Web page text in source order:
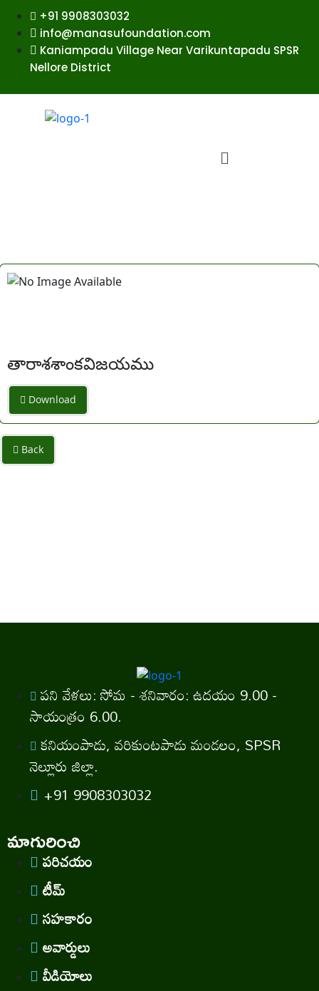
+91 9908303032
info@manasufoundation.com
Kaniampadu Village Near Varikuntapadu SPSR
Nellore District
తారాశశాంకవిజయము
Download
Back
పని వేళలు: సోమ - శనివారం: ఉదయం 9.00 -
సాయంత్రం 6.00.
కనియంపాడు, వరికుంటపాడు మండలం, SPSR
నెల్లూరు జిల్లా.
+91 9908303032
మాగురించి
పరిచయం
టీమ్
సహకారం
అవార్డులు
వీడియోలు